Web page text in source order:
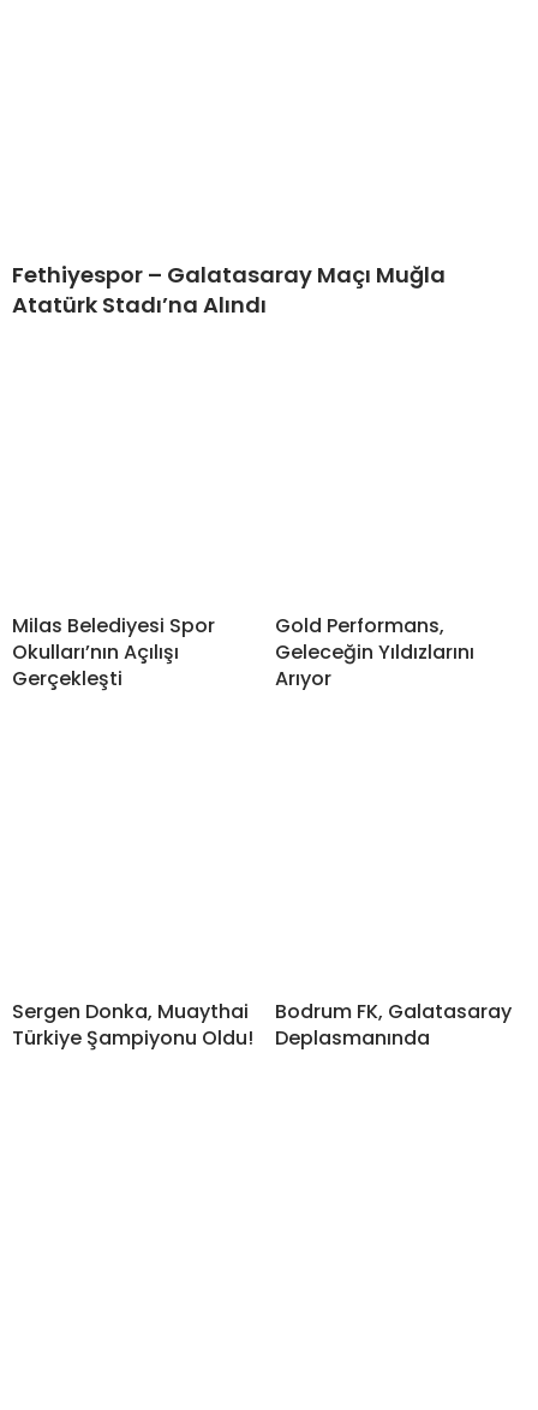
Fethiyespor – Galatasaray Maçı Muğla
Atatürk Stadı’na Alındı
Milas Belediyesi Spor
Okulları’nın Açılışı
Gerçekleşti
Gold Performans,
Geleceğin Yıldızlarını
Arıyor
Sergen Donka, Muaythai
Türkiye Şampiyonu Oldu!
Bodrum FK, Galatasaray
Deplasmanında